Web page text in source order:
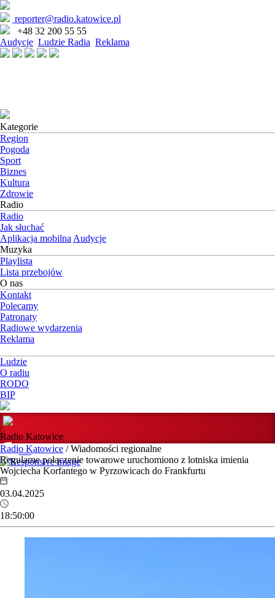
reporter@radio.katowice.pl
+48 32 200 55 55
Audycje Ludzie Radia Reklama
Kategorie
Region
Pogoda
Sport
Biznes
Kultura
Zdrowie
Radio
Radio
Jak słuchać
Aplikacja mobilna Audycje
Muzyka
Playlista
Lista przebojów
O nas
Kontakt
Polecamy
Patronaty
Radiowe wydarzenia
Reklama
Ludzie
O radiu
RODO
BIP
Radio Katowice
Radio Katowice / Wiadomości regionalne
Regularne połączenie towarowe uruchomiono z lotniska imienia
Wojciecha Korfantego w Pyrzowicach do Frankfurtu
03.04.2025
18:50:00